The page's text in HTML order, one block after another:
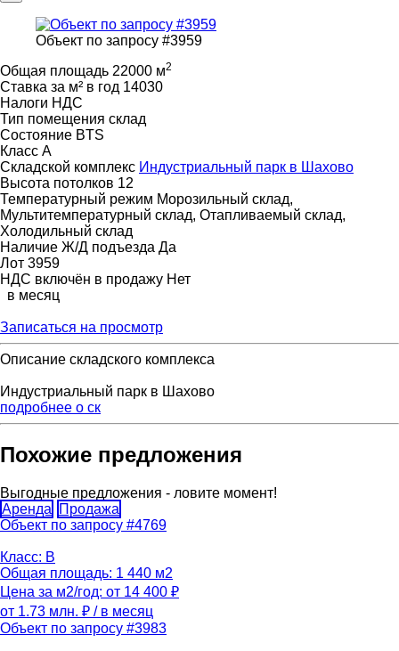
Объект по запросу #3959
Общая площадь 22000 м2
Ставка за м² в год 14030
Налоги НДС
Тип помещения склад
Состояние BTS
Класс A
Складской комплекс Индустриальный парк в Шахово
Высота потолков 12
Температурный режим Морозильный склад,
Мультитемпературный склад, Отапливаемый склад,
Холодильный склад
Наличие Ж/Д подъезда Да
Лот 3959
НДС включён в продажу Нет
в месяц
Записаться на просмотр
Описание складского комплекса
Индустриальный парк в Шахово
подробнее о ск
Похожие предложения
Выгодные предложения - ловите момент!
Аренда
Продажа
Объект по запросу #4769
Класс: B
Общая площадь: 1 440 м2
Цена за м2/год: от 14 400 ₽
от 1.73 млн. ₽ / в месяц
Объект по запросу #3983